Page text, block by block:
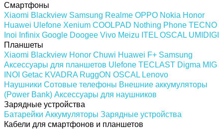
Смартфоны
Xiaomi Blackview Samsung Realme OPPO Nokia Honor
Huawei Ulefone Xenium COOLPAD Nothing Phone TECNO
Inoi Infinix Google Doogee Vivo Meizu ITEL OSCAL UMIDIGI
Планшеты
Xiaomi Blackview Honor Chuwi Huawei F+ Samsung
Аксессуары для планшетов Ulefone TECLAST Digma MIG
INOI Getac KVADRA RuggON OSCAL Lenovo
Наушники Сотовые телефоны Внешние аккумуляторы
(Power Bank) Аксессуары для наушников
Зарядные устройства
Батарейки Аккумуляторы Зарядные устройства
Кабели для смартфонов и планшетов